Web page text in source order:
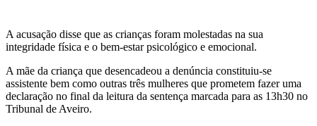
A acusação disse que as crianças foram molestadas na sua
integridade física e o bem-estar psicológico e emocional.
A mãe da criança que desencadeou a denúncia constituiu-se
assistente bem como outras três mulheres que prometem fazer uma
declaração no final da leitura da sentença marcada para as 13h30 no
Tribunal de Aveiro.